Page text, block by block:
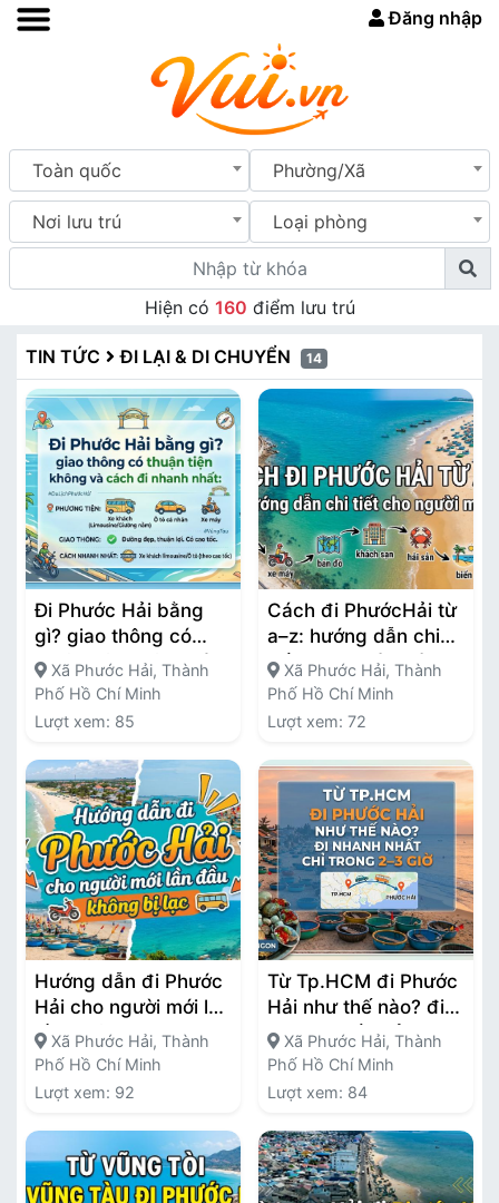
Đăng nhập
Toàn quốc Phường/Xã
Nơi lưu trú Loại phòng
Hiện có 160 điểm lưu trú
TIN TỨC ĐI LẠI & DI CHUYỂN 14
Đi Phước Hải bằng
gì? giao thông có
thuận tiện không và
cách đi nhanh nhất
Xã Phước Hải, Thành
Phố Hồ Chí Minh
Lượt xem: 85
Cách đi PhướcHải từ
a–z: hướng dẫn chi
tiết cho người mới
Xã Phước Hải, Thành
Phố Hồ Chí Minh
Lượt xem: 72
Hướng dẫn đi Phước
Hải cho người mới lần
đầu không bị lạc
Xã Phước Hải, Thành
Phố Hồ Chí Minh
Lượt xem: 92
Từ Tp.HCM đi Phước
Hải như thế nào? đi
nhanh nhất chỉ trong
2–3 giờ
Xã Phước Hải, Thành
Phố Hồ Chí Minh
Lượt xem: 84